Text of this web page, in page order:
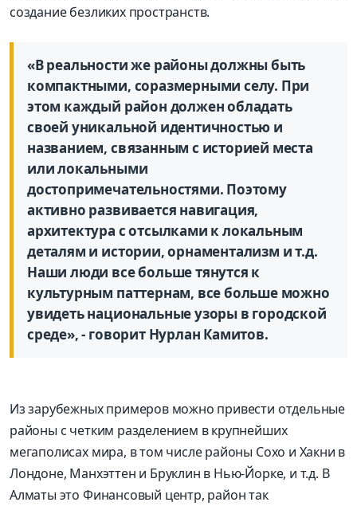
создание безликих пространств.
«В реальности же районы должны быть
компактными, соразмерными селу. При
этом каждый район должен обладать
своей уникальной идентичностью и
названием, связанным с историей места
или локальными
достопримечательностями. Поэтому
активно развивается навигация,
архитектура с отсылками к локальным
деталям и истории, орнаментализм и т.д.
Наши люди все больше тянутся к
культурным паттернам, все больше можно
увидеть национальные узоры в городской
среде», - говорит Нурлан Камитов.
Из зарубежных примеров можно привести отдельные
районы с четким разделением в крупнейших
мегаполисах мира, в том числе районы Сохо и Хакни в
Лондоне, Манхэттен и Бруклин в Нью-Йорке, и т.д. В
Алматы это Финансовый центр, район так